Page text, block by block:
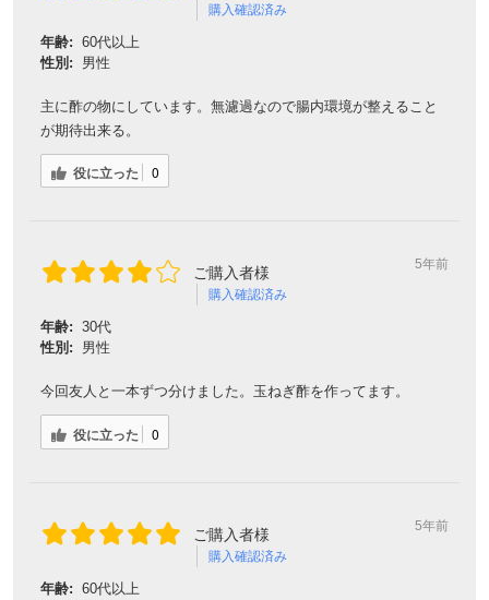
購入確認済み
年齢: 60代以上
性別:
男性
主に酢の物にしています。無濾過なので腸内環境が整えること
が期待出来る。
役に立った 0
ご購入者様
購入確認済み
5年前
年齢: 30代
性別:
男性
今回友人と一本ずつ分けました。玉ねぎ酢を作ってます。
役に立った 0
ご購入者様
購入確認済み
5年前
年齢: 60代以上